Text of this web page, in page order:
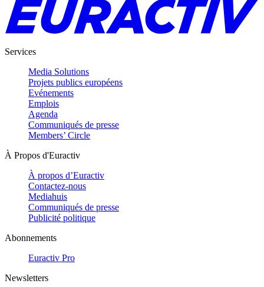
Services
Media Solutions
Projets publics européens
Evénements
Emplois
Agenda
Communiqués de presse
Members’ Circle
À Propos d'Euractiv
À propos d’Euractiv
Contactez-nous
Mediahuis
Communiqués de presse
Publicité politique
Abonnements
Euractiv Pro
Newsletters